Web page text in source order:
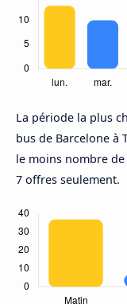
La période la plus
bus de Barcelone à
le moins nombre
7 offres seulement.